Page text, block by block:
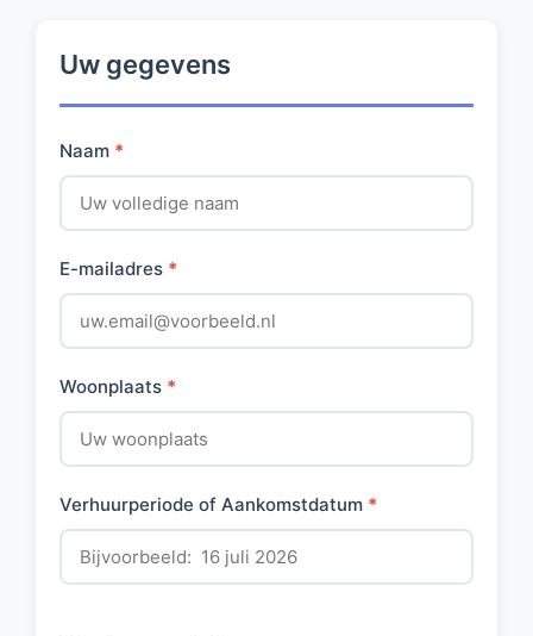
Uw gegevens
Naam *
E-mailadres *
Woonplaats *
Verhuurperiode of Aankomstdatum *